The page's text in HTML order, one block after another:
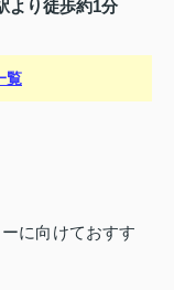
より徒歩約1分
覧
に向けておすす